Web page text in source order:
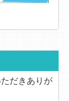
だきありが